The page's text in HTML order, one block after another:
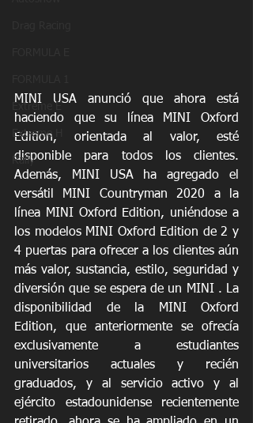
Extreme H
Rally
MINI USA anunció que ahora está
haciendo que su línea MINI Oxford
Edition, orientada al valor, esté
disponible para todos los clientes.
Además, MINI USA ha agregado el
versátil MINI Countryman 2020 a la
línea MINI Oxford Edition, uniéndose a
los modelos MINI Oxford Edition de 2 y
4 puertas para ofrecer a los clientes aún
más valor, sustancia, estilo, seguridad y
diversión que se espera de un MINI . La
disponibilidad de la MINI Oxford
Edition, que anteriormente se ofrecía
exclusivamente a estudiantes
universitarios actuales y recién
graduados, y al servicio activo y al
ejército estadounidense recientemente